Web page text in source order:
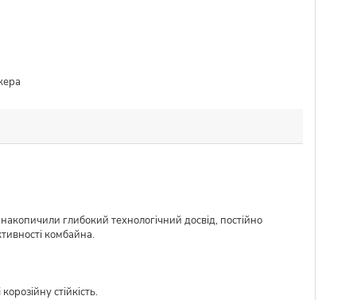
глибокий технологічний досвід, постійно
комбайна.
стійкість.